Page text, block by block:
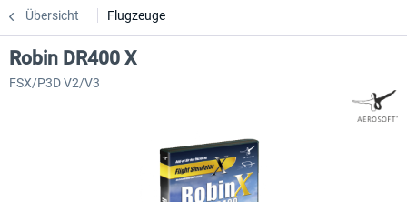
Übersicht Flugzeuge
Robin DR400 X
FSX/P3D V2/V3